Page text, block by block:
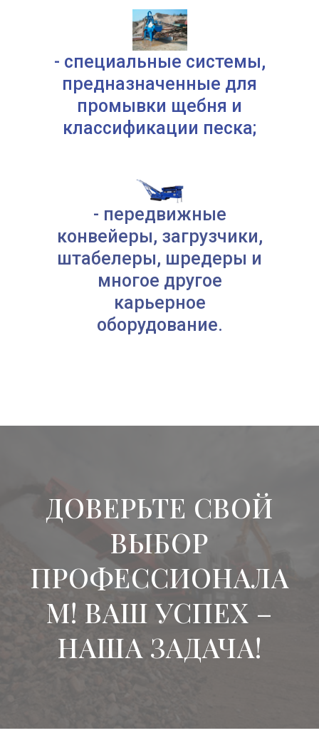
- специальные системы,
предназначенные для
промывки щебня и
классификации песка;
- передвижные
конвейеры, загрузчики,
штабелеры, шредеры и
многое другое
карьерное
оборудование.
ДОВЕРЬТЕ СВОЙ
ВЫБОР
ПРОФЕССИОНАЛА
М! ВАШ УСПЕХ –
НАША ЗАДАЧА!